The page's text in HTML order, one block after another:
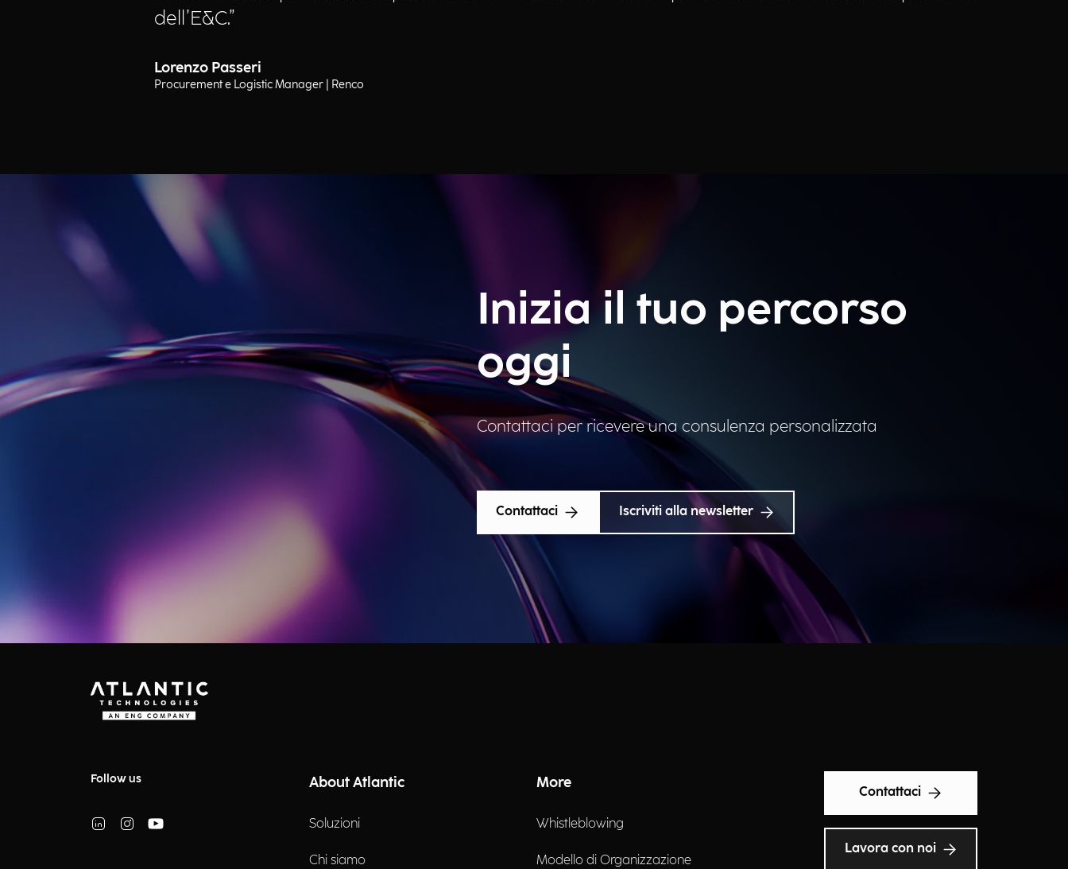
dell’E&C.”
Lorenzo Passeri
Procurement e Logistic Manager | Renco
Inizia il tuo percorso
oggi
Contattaci per ricevere una consulenza personalizzata
Contattaci Iscriviti alla newsletter
Follow us About Atlantic
Soluzioni
Chi siamo
More
Whistleblowing
Modello di Organizzazione
Contattaci
Lavora con noi